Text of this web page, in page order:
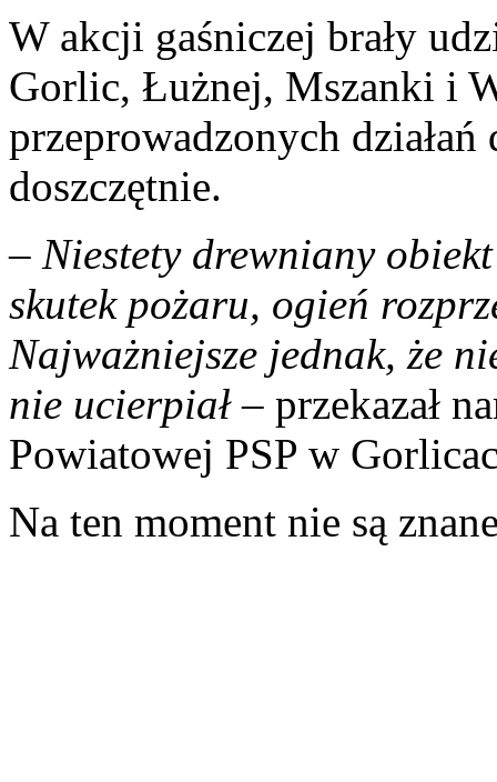
W akcji gaśniczej brały
Gorlic, Łużnej, Mszanki i
przeprowadzonych działań
doszczętnie.
– Niestety drewniany
skutek pożaru, ogień
Najważniejsze jednak, że
nie ucierpiał– przekazał
Powiatowej PSP w
Na ten moment nie są